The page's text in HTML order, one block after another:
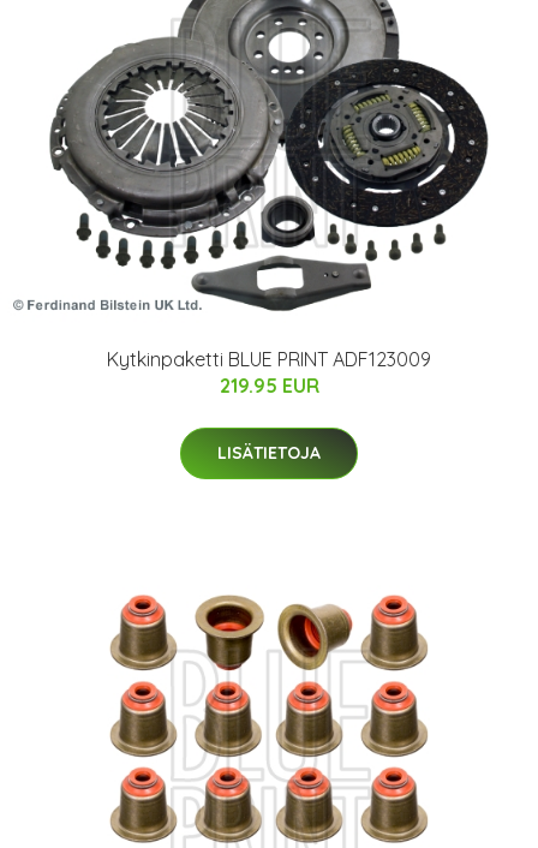
Kytkinpaketti BLUE PRINT ADF123009
219.95 EUR
LISÄTIETOJA